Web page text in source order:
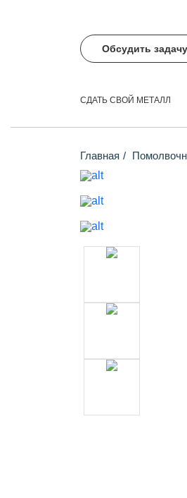
Обсудить задачу
СДАТЬ СВОЙ МЕТАЛЛ
Главная